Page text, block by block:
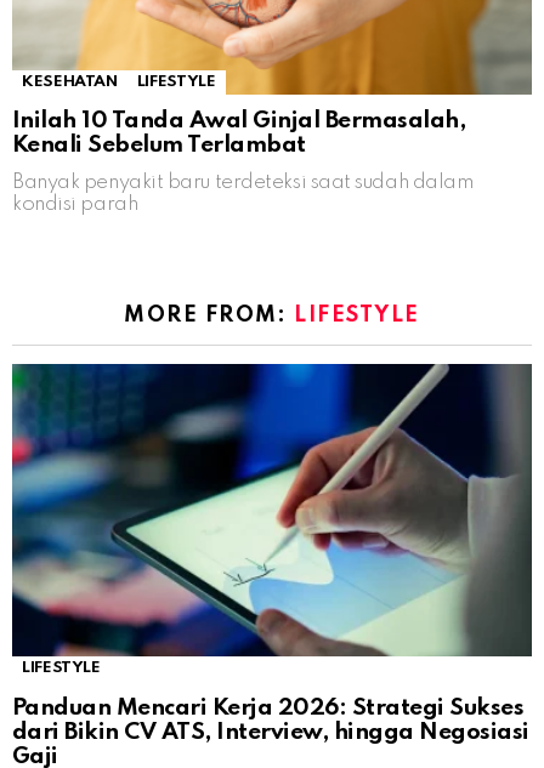
KESEHATAN LIFESTYLE
Inilah 10 Tanda Awal Ginjal Bermasalah,
Kenali Sebelum Terlambat
Banyak penyakit baru terdeteksi saat sudah dalam
kondisi parah
MORE FROM: LIFESTYLE
LIFESTYLE
Panduan Mencari Kerja 2026: Strategi Sukses
dari Bikin CV ATS, Interview, hingga Negosiasi
Gaji